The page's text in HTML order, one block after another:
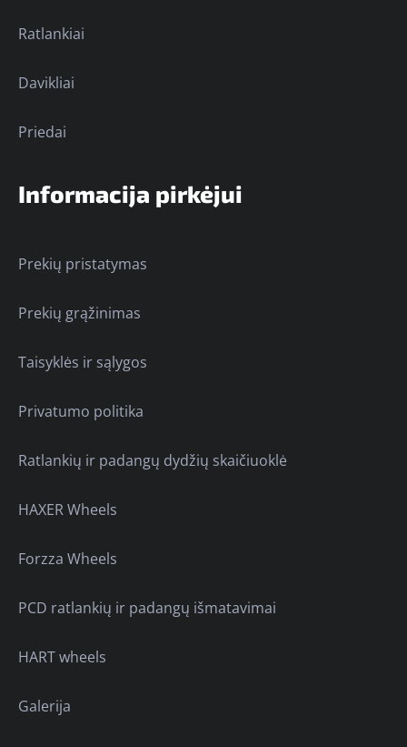
Ratlankiai
Davikliai
Priedai
Informacija pirkėjui
Prekių pristatymas
Prekių grąžinimas
Taisyklės ir sąlygos
Privatumo politika
Ratlankių ir padangų dydžių skaičiuoklė
HAXER Wheels
Forzza Wheels
PCD ratlankių ir padangų išmatavimai
HART wheels
Galerija